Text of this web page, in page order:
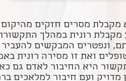
מקבלת מסרים חזקים
מקבלת רונית במהלך
ונפטרים המבקשים
ואת זו מסירה רונית
היא החיבור לאדם גם
ועם חיבור למלאכים